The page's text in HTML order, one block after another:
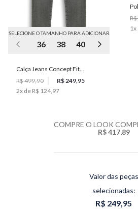
SELECIONE O TAMANHO PARA ADICIONAR
36 38 40 42
Calça Jeans Concept Fit
Masculina Individual
R$ 499,90
R$ 249,95
2x de R$ 124,97
1x
COMPRE O LOOK
R$ 417,89
Valor das peças
selecionadas:
R$ 249,95